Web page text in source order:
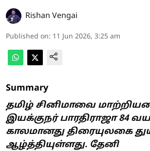
Rishan Vengai
Published on: 11 Jun 2026, 3:25 am
Summary
தமிழ் சினிமாவை
இயக்குநர் பாரதிராஜா 84
காலமானது திரையுலகை
ஆழ்த்தியுள்ளது. தேனி